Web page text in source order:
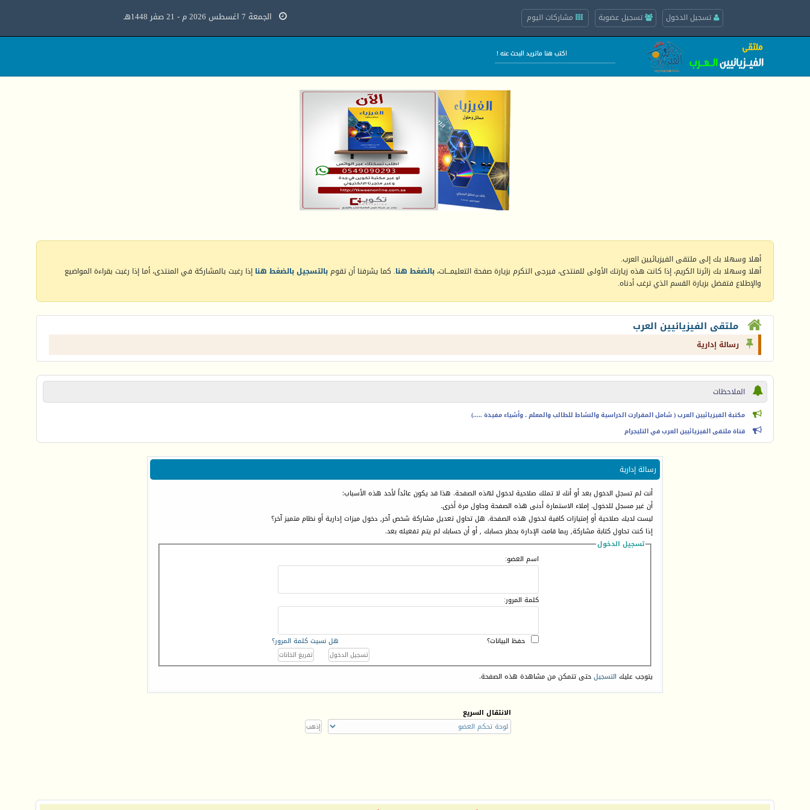
تسجيل الدخول تسجيل عضوية مشاركات اليوم الجمعة 7 اغسطس 2026 م - 21 صفر 1448هـ
أهلا وسهلا بك إلى ملتقى الفيزيائيين العرب.
أهلا وسهلا بك زائرنا الكريم، إذا كانت هذه زيارتك الأولى للمنتدى، فيرجى التكرم بزيارة صفحة التعليمـــات، بالضغط هنا. كما يشرفنا أن تقومبالتسجيل بالضغط هنا إذا رغبت بالمشاركة في المنتدى، أما إذا رغبت بقراءة المواضيع
والإطلاع فتفضل بزيارة القسم الذي ترغب أدناه.
ملتقى الفيزيائيين العرب
رسالة إدارية
الملاحظات
مكتبة الفيزيائيين العرب ( شامل المقرارت الدراسية والنشاط للطالب والمعلم ، وأشياء مفيدة .....)
قناة ملتقى الفيزيائيين العرب في التليجرام
رسالة إدارية
أنت لم تسجل الدخول بعد أو أنك لا تملك صلاحية لدخول لهذه الصفحة. هذا قد يكون عائداً لأحد هذه الأسباب:
أن غير مسجل للدخول. إملاء الاستمارة أدنى هذه الصفحة وحاول مرة أخرى.
ليست لديك صلاحية أو إمتيازات كافية لدخول هذه الصفحة. هل تحاول تعديل مشاركة شخص آخر, دخول ميزات إدارية أو نظام متميز آخر؟
إذا كنت تحاول كتابة مشاركة, ربما قامت الإدارة بحظر حسابك , أو أن حسابك لم يتم تفعيله بعد.
تسجيل الدخول
اسم العضو:
كلمة المرور:
هل نسيت كلمة المرور؟ حفظ البيانات؟
يتوجب عليك التسجيلحتى تتمكن من مشاهدة هذه الصفحة.
الانتقال السريع